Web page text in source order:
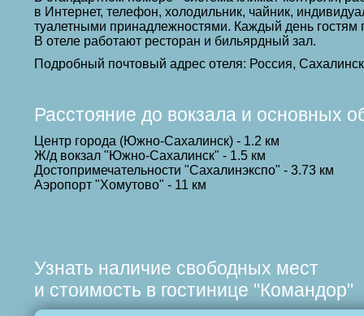
в Интернет, телефон, холодильник, чайник,
туалетными принадлежностями. Каждый день гостям
В отеле работают ресторан и бильярдный зал.
Подробный почтовый адрес отеля: Россия,
Расстояние до вокзала и основных
Центр города (Южно-Сахалинск) - 1.2 км
Ж/д вокзал "Южно-Сахалинск" - 1.5 км
Достопримечательности "Сахалинэкспо" - 3.73 км
Аэропорт "Хомутово" - 11 км
Узнать наличие свободных мест
и стоимость в гостинице "Командор"